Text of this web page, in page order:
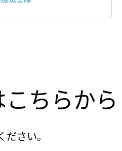
ちらから
さい。